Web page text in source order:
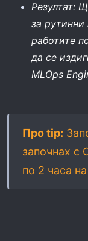
Резултат:
за
работите
да се
MLOps
Про tip:
започнах с
по 2 часа